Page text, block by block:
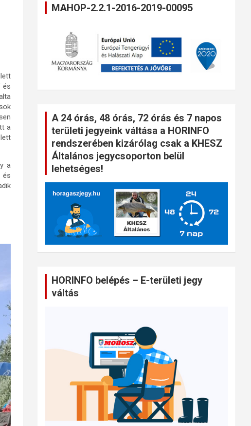
és
a
a
és
MAHOP-2.2.1-2016-2019-00095
A 24 órás, 48 órás, 72 órás és 7 napos
területi jegyeink váltása a HORINFO
rendszerében kizárólag csak a KHESZ
Általános jegycsoporton belül
lehetséges!
HORINFO belépés – E-területi jegy
váltás